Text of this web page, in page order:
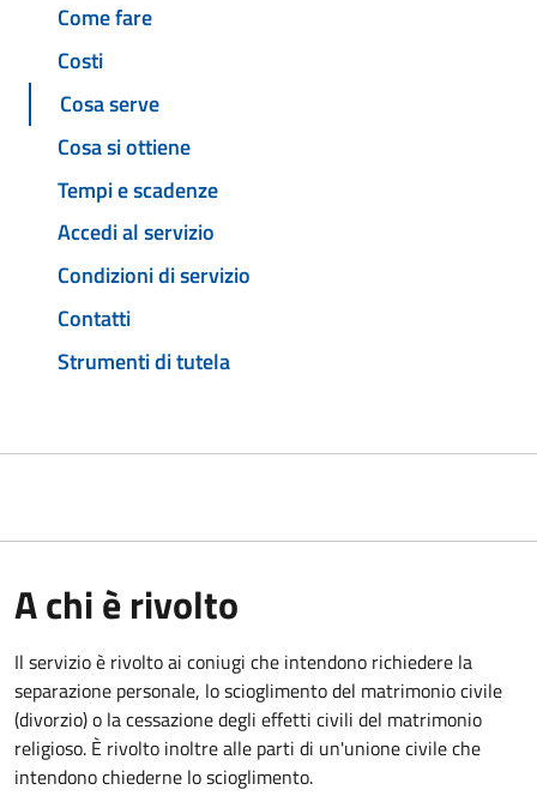
Come fare
Costi
Cosa serve
Cosa si ottiene
Tempi e scadenze
Accedi al servizio
Condizioni di servizio
Contatti
Strumenti di tutela
A chi è rivolto
Il servizio è rivolto ai coniugi che intendono richiedere la
separazione personale, lo scioglimento del matrimonio civile
(divorzio) o la cessazione degli effetti civili del matrimonio
religioso. È rivolto inoltre alle parti di un'unione civile che
intendono chiederne lo scioglimento.